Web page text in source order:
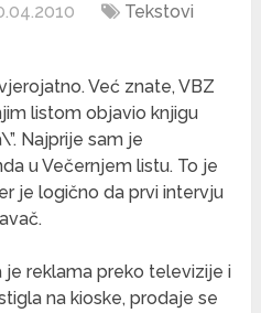
Tekstovi
Već znate, VBZ
listom objavio knjigu
Najprije sam je
u Večernjem listu. To je
je logično da prvi intervju
je reklama preko televizije i
na kioske, prodaje se